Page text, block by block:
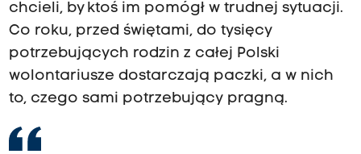
chcieli, by ktoś im pomógł w trudnej sytuacji.
Co roku, przed świętami, do tysięcy
potrzebujących rodzin z całej Polski
wolontariusze dostarczają paczki, a w nich
to, czego sami potrzebujący pragną.
"
k